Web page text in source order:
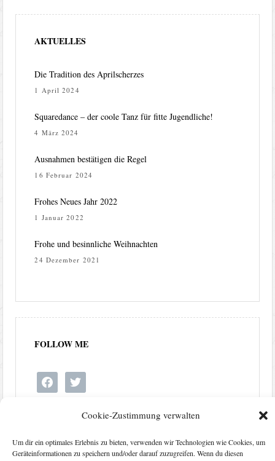
Cookie-Zustimmung verwalten
Um dir ein optimales Erlebnis zu bieten, verwenden wir Technologien wie Cookies, um
Geräteinformationen zu speichern und/oder darauf zuzugreifen. Wenn du diesen
AKTUELLES
Die Tradition des Aprilscherzes
1 April 2024
Squaredance – der coole Tanz für fitte Jugendliche!
4 März 2024
Ausnahmen bestätigen die Regel
16 Februar 2024
Frohes Neues Jahr 2022
1 Januar 2022
Frohe und besinnliche Weihnachten
24 Dezember 2021
FOLLOW ME
facebook twitter